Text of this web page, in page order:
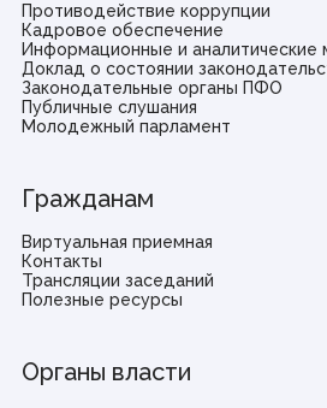
Противодействие коррупции
Кадровое обеспечение
Информационные и аналитические
Доклад о состоянии
Законодательные органы ПФО
Публичные слушания
Молодежный парламент
Гражданам
Виртуальная приемная
Контакты
Трансляции заседаний
Полезные ресурсы
Органы власти